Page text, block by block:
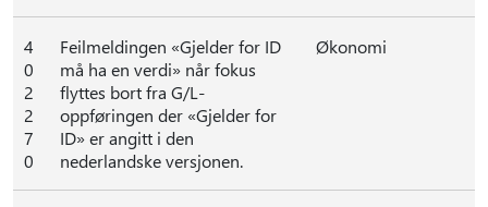
4
0
2
2
7
0
Feilmeldingen «Gjelder for ID
må ha en verdi» når fokus
flyttes bort fra G/L-
oppføringen der «Gjelder for
ID» er angitt i den
nederlandske versjonen.
Økonomi